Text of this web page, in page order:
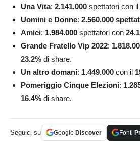
Una Vita: 2.141.000 spettatori con il
Uomini e Donne: 2.560.000
Amici: 1.984.000 spettatori con
Grande Fratello Vip 2022:
23.2% di share.
Un altro domani: 1.449.000 con il
Pomeriggio Cinque Elezioni:
16.4% di share.
Seguici su Google Discover Fonti